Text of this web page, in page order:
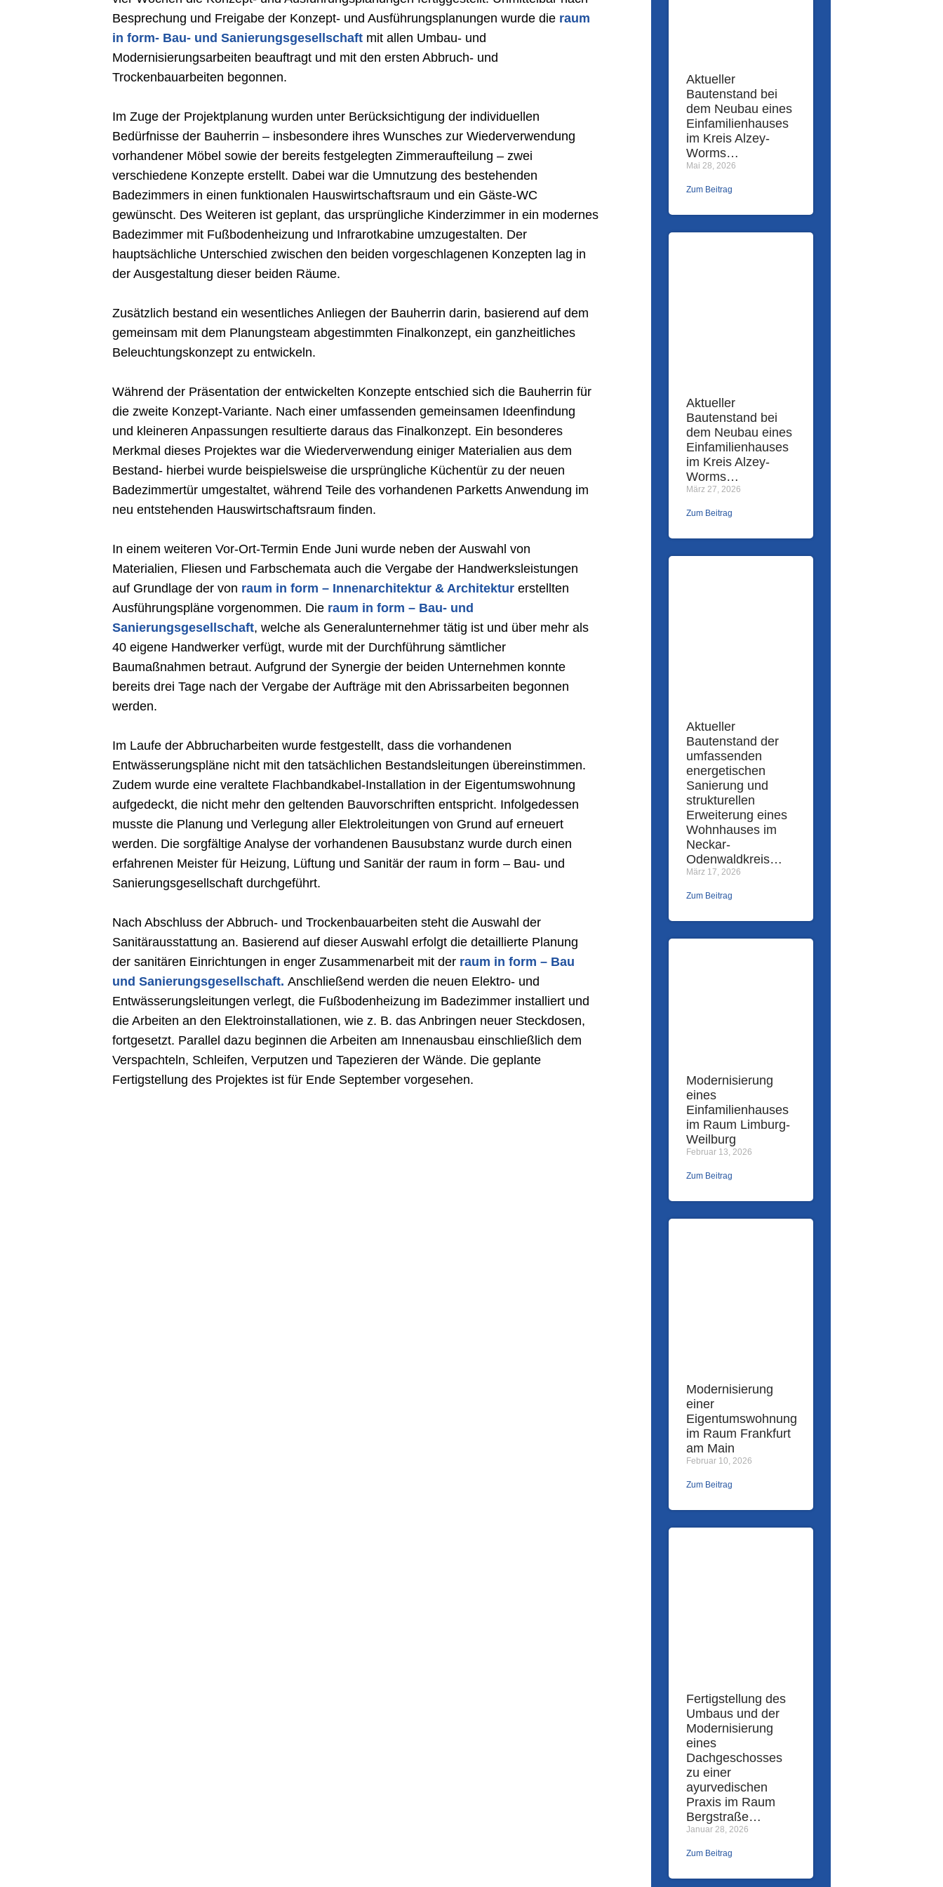
Besprechung und Freigabe der Konzept- und Ausführungsplanungen wurde die raum
in form- Bau- und Sanierungsgesellschaft mit allen Umbau- und
Modernisierungsarbeiten beauftragt und mit den ersten Abbruch- und
Trockenbauarbeiten begonnen.
Im Zuge der Projektplanung wurden unter Berücksichtigung der individuellen
Bedürfnisse der Bauherrin – insbesondere ihres Wunsches zur Wiederverwendung
vorhandener Möbel sowie der bereits festgelegten Zimmeraufteilung – zwei
verschiedene Konzepte erstellt. Dabei war die Umnutzung des bestehenden
Badezimmers in einen funktionalen Hauswirtschaftsraum und ein Gäste-WC
gewünscht. Des Weiteren ist geplant, das ursprüngliche Kinderzimmer in ein modernes
Badezimmer mit Fußbodenheizung und Infrarotkabine umzugestalten. Der
hauptsächliche Unterschied zwischen den beiden vorgeschlagenen Konzepten lag in
der Ausgestaltung dieser beiden Räume.
Zusätzlich bestand ein wesentliches Anliegen der Bauherrin darin, basierend auf dem
gemeinsam mit dem Planungsteam abgestimmten Finalkonzept, ein ganzheitliches
Beleuchtungskonzept zu entwickeln.
Während der Präsentation der entwickelten Konzepte entschied sich die Bauherrin für
die zweite Konzept-Variante. Nach einer umfassenden gemeinsamen Ideenfindung
und kleineren Anpassungen resultierte daraus das Finalkonzept. Ein besonderes
Merkmal dieses Projektes war die Wiederverwendung einiger Materialien aus dem
Bestand- hierbei wurde beispielsweise die ursprüngliche Küchentür zu der neuen
Badezimmertür umgestaltet, während Teile des vorhandenen Parketts Anwendung im
neu entstehenden Hauswirtschaftsraum finden.
In einem weiteren Vor-Ort-Termin Ende Juni wurde neben der Auswahl von
Materialien, Fliesen und Farbschemata auch die Vergabe der Handwerksleistungen
auf Grundlage der von raum in form – Innenarchitektur & Architektur erstellten
Ausführungspläne vorgenommen. Die raum in form – Bau- und
Sanierungsgesellschaft, welche als Generalunternehmer tätig ist und über mehr als
40 eigene Handwerker verfügt, wurde mit der Durchführung sämtlicher
Baumaßnahmen betraut. Aufgrund der Synergie der beiden Unternehmen konnte
bereits drei Tage nach der Vergabe der Aufträge mit den Abrissarbeiten begonnen
werden.
Im Laufe der Abbrucharbeiten wurde festgestellt, dass die vorhandenen
Entwässerungspläne nicht mit den tatsächlichen Bestandsleitungen übereinstimmen.
Zudem wurde eine veraltete Flachbandkabel-Installation in der Eigentumswohnung
aufgedeckt, die nicht mehr den geltenden Bauvorschriften entspricht. Infolgedessen
musste die Planung und Verlegung aller Elektroleitungen von Grund auf erneuert
werden. Die sorgfältige Analyse der vorhandenen Bausubstanz wurde durch einen
erfahrenen Meister für Heizung, Lüftung und Sanitär der raum in form – Bau- und
Sanierungsgesellschaft durchgeführt.
Nach Abschluss der Abbruch- und Trockenbauarbeiten steht die Auswahl der
Sanitärausstattung an. Basierend auf dieser Auswahl erfolgt die detaillierte Planung
der sanitären Einrichtungen in enger Zusammenarbeit mit der raum in form – Bau
und Sanierungsgesellschaft. Anschließend werden die neuen Elektro- und
Entwässerungsleitungen verlegt, die Fußbodenheizung im Badezimmer installiert und
die Arbeiten an den Elektroinstallationen, wie z. B. das Anbringen neuer Steckdosen,
fortgesetzt. Parallel dazu beginnen die Arbeiten am Innenausbau einschließlich dem
Verspachteln, Schleifen, Verputzen und Tapezieren der Wände. Die geplante
Fertigstellung des Projektes ist für Ende September vorgesehen.
Aktueller
Bautenstand bei
dem Neubau eines
Einfamilienhauses
im Kreis Alzey-
Worms…
Mai 28, 2026
Zum Beitrag
Aktueller
Bautenstand bei
dem Neubau eines
Einfamilienhauses
im Kreis Alzey-
Worms…
März 27, 2026
Zum Beitrag
Aktueller
Bautenstand der
umfassenden
energetischen
Sanierung und
strukturellen
Erweiterung eines
Wohnhauses im
Neckar-
Odenwaldkreis…
März 17, 2026
Zum Beitrag
Modernisierung
eines
Einfamilienhauses
im Raum Limburg-
Weilburg
Februar 13, 2026
Zum Beitrag
Modernisierung
einer
Eigentumswohnung
im Raum Frankfurt
am Main
Februar 10, 2026
Zum Beitrag
Fertigstellung des
Umbaus und der
Modernisierung
eines
Dachgeschosses
zu einer
ayurvedischen
Praxis im Raum
Bergstraße…
Januar 28, 2026
Zum Beitrag